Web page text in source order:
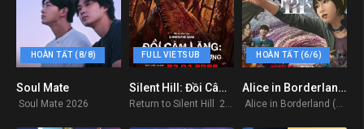
HOÀN TẤT (8/8)
Soul Mate
Soul Mate 2026
FULL VIETSUB
8.8
Silent Hill: Đồi Câm Lặng Ác Mộng Trong Sương
HOÀN TẤT (6/6)
8.2Alice in Borderland (Phần 3)
Alice in Borderland (Season 3) 2025